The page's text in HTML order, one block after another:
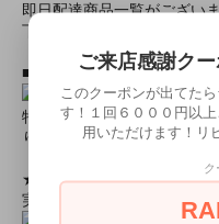
即日配達商品一覧がござい
下さいませ。
■とにかく安くて高品質な
特別割引商品を掲載してい
りします！
★ミアカフェ・ミアリラで
実施中★
ご来店感謝ク
このクーポンが出てた
す！１回６０００円以
用いただけます！リ
ク